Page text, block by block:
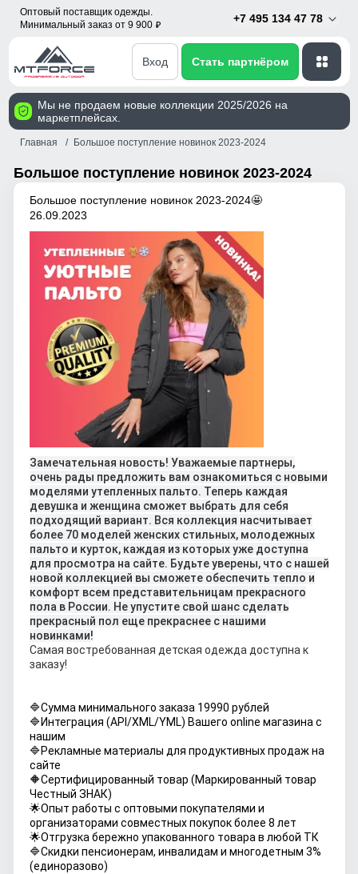
Оптовый поставщик одежды.
Минимальный заказ от 9 900 p
+7 495 134 47 78
Вход Стать партнёром
Мы не продаем новые коллекции 2025/2026 на
маркетплейсах.
Главная Большое поступление новинок 2023-2024
Большое поступление новинок 2023-2024
Большое поступление новинок 2023-2024🤩
26.09.2023
Замечательная новость! Уважаемые партнеры,
очень рады предложить вам ознакомиться с новыми
моделями утепленных пальто. Теперь каждая
девушка и женщина сможет выбрать для себя
подходящий вариант. Вся коллекция насчитывает
более 70 моделей женских стильных, молодежных
пальто и курток, каждая из которых уже доступна
для просмотра на сайте. Будьте уверены, что с нашей
новой коллекцией вы сможете обеспечить тепло и
комфорт всем представительницам прекрасного
пола в России. Не упустите свой шанс сделать
прекрасный пол еще прекраснее с нашими
новинками!
Самая востребованная детская одежда доступна к
заказу!
🔷Сумма минимального заказа 19990 рублей
🔷Интеграция (API/XML/YML) Вашего online магазина с
нашим
🔷Рекламные материалы для продуктивных продаж на
сайте
🔶Сертифицированный товар (Маркированный товар
Честный ЗНАК)
🌟Опыт работы с оптовыми покупателями и
организаторами совместных покупок более 8 лет
🌟Отгрузка бережно упакованного товара в любой ТК
🔷Скидки пенсионерам, инвалидам и многодетным 3%
(единоразово)